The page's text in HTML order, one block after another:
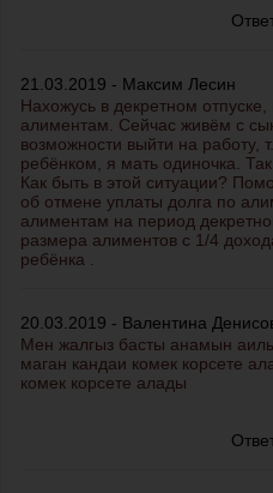
21.03.2019 - Максим Лесин
Нахожусь в декретном
алиментам. Сейчас живём с
возможности выйти на работу,
ребёнком, я мать одиночка.
Как быть в этой ситуации?
об отмене уплаты долга по
алиментам на период
размера алиментов с 1/4
ребёнка .
20.03.2019 - Валентина
Мен жалгыз басты анамын
маган кандаи комек корсете
комек корсете алады